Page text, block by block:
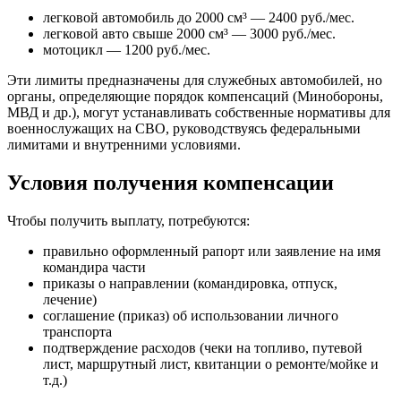
легковой автомобиль до 2000 см³ — 2400 руб./мес.
легковой авто свыше 2000 см³ — 3000 руб./мес.
мотоцикл — 1200 руб./мес.
Эти лимиты предназначены для служебных автомобилей, но
органы, определяющие порядок компенсаций (Минобороны,
МВД и др.), могут устанавливать собственные нормативы для
военнослужащих на СВО, руководствуясь федеральными
лимитами и внутренними условиями.
Условия получения компенсации
Чтобы получить выплату, потребуются:
правильно оформленный рапорт или заявление на имя
командира части
приказы о направлении (командировка, отпуск,
лечение)
соглашение (приказ) об использовании личного
транспорта
подтверждение расходов (чеки на топливо, путевой
лист, маршрутный лист, квитанции о ремонте/мойке и
т.д.)